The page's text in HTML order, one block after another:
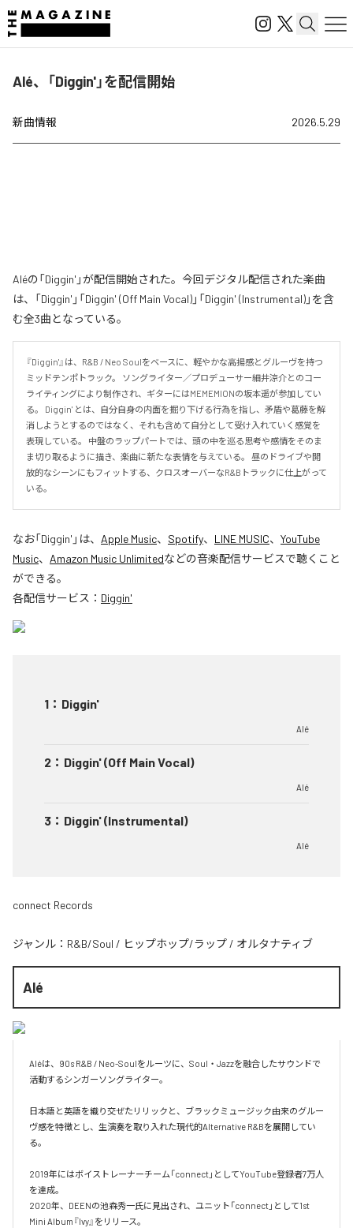
Alé、「Diggin'」を配信開始
新曲情報 2026.5.29
Aléの「Diggin'」が配信開始された。今回デジタル配信された楽曲
は、「Diggin'」「Diggin' (Off Main Vocal)」「Diggin' (Instrumental)」を含
む全3曲となっている。
『Diggin'』は、R&B / Neo Soulをベースに、軽やかな高揚感とグルーヴを持つ
ミッドテンポトラック。 ソングライター／プロデューサー細井涼介とのコー
ライティングにより制作され、ギターにはMEMEMIONの坂本遥が参加してい
る。 Diggin' とは、自分自身の内面を掘り下げる行為を指し、矛盾や葛藤を解
消しようとするのではなく、それも含めて自分として受け入れていく感覚を
表現している。 中盤のラップパートでは、頭の中を巡る思考や感情をそのま
ま切り取るように描き、楽曲に新たな表情を与えている。 昼のドライブや開
放的なシーンにもフィットする、クロスオーバーなR&Bトラックに仕上がって
いる。
なお「Diggin' 」は、 Apple Music、 Spotify、 LINE MUSIC、 YouTube
Music、 Amazon Music Unlimitedなどの音楽配信サービスで聴くこと
ができる。
各配信サービス： Diggin'
1 ： Diggin'
Alé
2 ： Diggin' (Off Main Vocal)
Alé
3 ： Diggin' (Instrumental)
Alé
connect Records
ジャンル： R&B/Soul / ヒップホップ/ラップ / オルタナティブ
Alé
Aléは、90s R&B / Neo-Soulをルーツに、Soul・Jazzを融合したサウンドで
活動するシンガーソングライター。
日本語と英語を織り交ぜたリリックと、ブラックミュージック由来のグルー
ヴ感を特徴とし、生演奏を取り入れた現代的Alternative R&Bを展開してい
る。
2019年にはボイストレーナーチーム「connect」としてYouTube登録者7万人
を達成。
2020年、DEENの池森秀一氏に見出され、ユニット「connect」として1st
Mini Album『Ivy』をリリース。